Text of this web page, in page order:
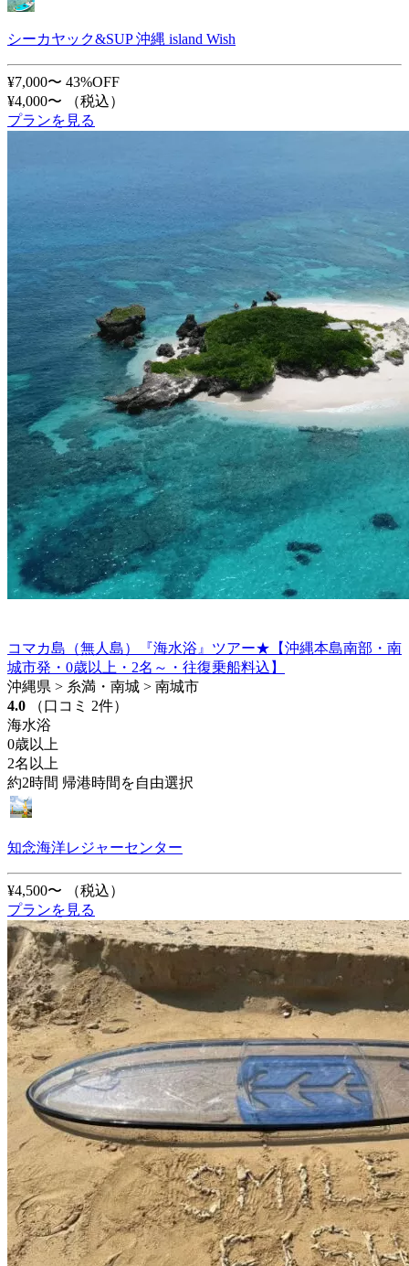
シーカヤック&SUP 沖縄 island Wish
¥7,000〜 43%OFF
¥4,000〜
（税込）
プランを見る
コマカ島（無人島）『海水浴』ツアー★【沖縄本島南部・南
城市発・0歳以上・2名～・往復乗船料込】
沖縄県 > 糸満・南城 > 南城市
4.0
（口コミ 2件）
海水浴
0歳以上
2名以上
約2時間 帰港時間を自由選択
知念海洋レジャーセンター
¥4,500〜
（税込）
プランを見る